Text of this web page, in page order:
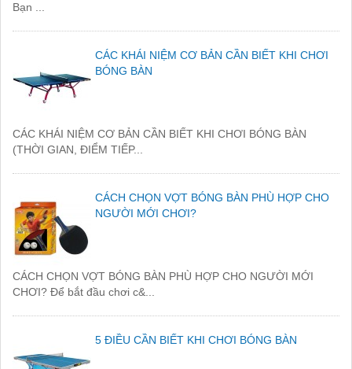
Bạn ...
CÁC KHÁI NIỆM CƠ BẢN CẦN BIẾT KHI CHƠI
BÓNG BÀN
CÁC KHÁI NIỆM CƠ BẢN CẦN BIẾT KHI CHƠI BÓNG BÀN
(THỜI GIAN, ĐIỂM TIẾP...
CÁCH CHỌN VỢT BÓNG BÀN PHÙ HỢP CHO
NGƯỜI MỚI CHƠI?
CÁCH CHỌN VỢT BÓNG BÀN PHÙ HỢP CHO NGƯỜI MỚI
CHƠI? Để bắt đầu chơi c&...
5 ĐIỀU CẦN BIẾT KHI CHƠI BÓNG BÀN